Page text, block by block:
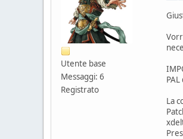
Utente base
Messaggi: 6
Registrato
La